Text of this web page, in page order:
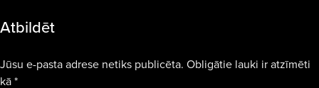
Atbildēt
Jūsu e-pasta adrese netiks publicēta. Obligātie lauki ir atzīmēti
kā*